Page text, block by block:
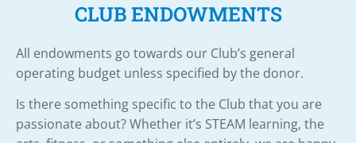
CLUB ENDOWMENTS
All endowments go towards our Club’s general
operating budget unless specified by the donor.
Is there something specific to the Club that you are
passionate about? Whether it’s STEAM learning, the